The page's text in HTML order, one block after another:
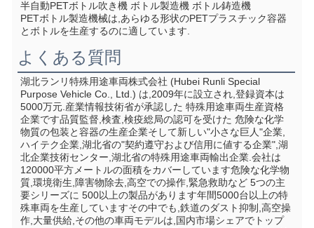
半自動PETボトル吹き機 ボトル製造機 ボトル鋳造機
PETボトル製造機械は,あらゆる形状のPETプラスチック容器
とボトルを生産するのに適しています.
よくある質問
湖北ランリ特殊用途車両株式会社 (Hubei Runli Special
Purpose Vehicle Co., Ltd.) は,2009年に設立され,登録資本は
5000万元.産業情報技術省が承認した 特殊用途車両生産資格
企業です品質監督,検査,検疫総局の認可を受けた 危険な化学
物質の包装と容器の生産企業そして新しい"小さな巨人"企業,
ハイテク企業,湖北省の"契約遵守および信用に値する企業",湖
北企業技術センター,湖北省の特殊用途車両輸出企業.会社は
120000平方メートルの面積をカバーしています危険な化学物
質,環境衛生,障害物除去,高空での操作,緊急救助など 5つの主
要シリーズに 500以上の製品があります年間5000台以上の特
殊車両を生産していますその中でも,鉄道のダスト抑制,高空操
作,大量供給,その他の車両モデルは,国内市場シェアでトップ